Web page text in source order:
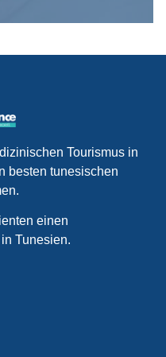
Tourismus in
besten tunesischen
einen
Tunesien.